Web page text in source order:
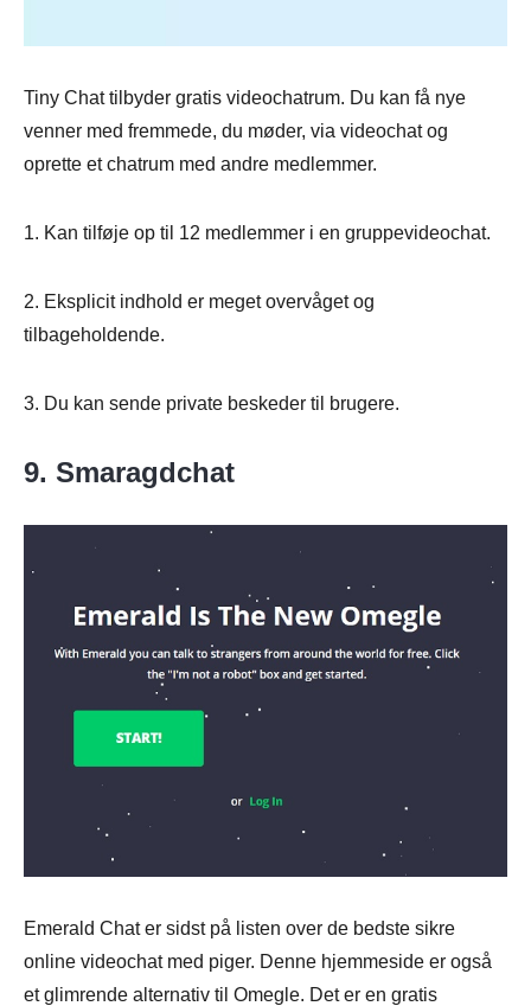
Tiny Chat tilbyder gratis videochatrum. Du kan få nye
venner med fremmede, du møder, via videochat og
oprette et chatrum med andre medlemmer.
1. Kan tilføje op til 12 medlemmer i en gruppevideochat.
2. Eksplicit indhold er meget overvåget og
tilbageholdende.
3. Du kan sende private beskeder til brugere.
9. Smaragdchat
Emerald Chat er sidst på listen over de bedste sikre
online videochat med piger. Denne hjemmeside er også
et glimrende alternativ til Omegle. Det er en gratis